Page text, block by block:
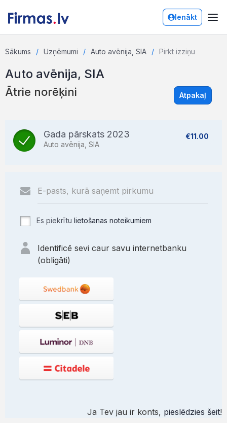
Ienākt
Sākums Uzņēmumi Auto avēnija, SIA Pirkt izziņu
Auto avēnija, SIA
Ātrie norēķini Atpakaļ
Gada pārskats 2023
Auto avēnija, SIA
€11.00
Es piekrītu lietošanas noteikumiem
Identificē sevi caur savu internetbanku
(obligāti)
Ja Tev jau ir konts, pieslēdzies šeit!